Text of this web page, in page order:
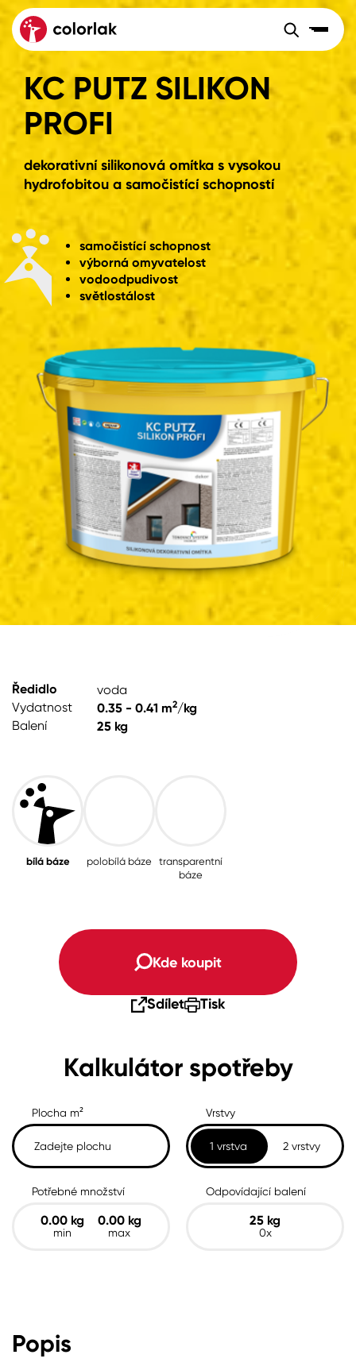
Maloobchod
Sortiment
Prodejny
Inspirace
Tónovací systémy
Úvod Aktuality
Pro akcionáře O společnosti
Kontakty
+420 800 145 555Po – Pá: 8:00–15:00
Slovensko Polsko
Sortiment
Kov
Dřevo
Beton, asfalt, minerální podklady
Plast, sklo, keramika
Stěny
Fasády
Spreje
Ředidla, tužidla, čističe, technické
kapaliny
Tónovací systémy
Colorlak Dekor
Colorlak Profi
Colorlak Pta
Sortiment
samočistící schopnost
výborná omyvatelost
vodoodpudivost
světlostálost
KC PUTZ SILIKON
PROFI
dekorativní silikonová omítka s vysokou
hydrofobitou a samočistící schopností
Ředidlo
voda
Vydatnost
0.35 - 0.41 m2/kg
Balení
25 kg
bílá báze polobílá báze
transparentní
báze
Kde koupit
Sdílet Tisk
Kalkulátor spotřeby
Plocha m² Vrstvy
1 vrstva 2 vrstvy
Potřebné množství
0.00 kg
min
0.00kg
max
Odpovídající balení
25 kg
0x
Popis